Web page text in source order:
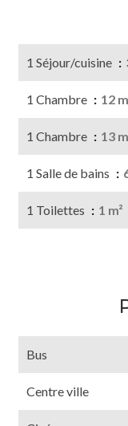
1 Séjour/cuisine
1 Chambre 12
1 Chambre 13
1 Salle de bains
1 Toilettes 1 m²
Bus
Centre ville